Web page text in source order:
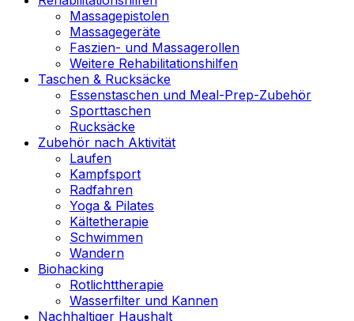
Massagepistolen
Massagegeräte
Faszien- und Massagerollen
Weitere Rehabilitationshilfen
Taschen & Rucksäcke
Essenstaschen und Meal-Prep-Zubehör
Sporttaschen
Rucksäcke
Zubehör nach Aktivität
Laufen
Kampfsport
Radfahren
Yoga & Pilates
Kältetherapie
Schwimmen
Wandern
Biohacking
Rotlichttherapie
Wasserfilter und Kannen
Nachhaltiger Haushalt